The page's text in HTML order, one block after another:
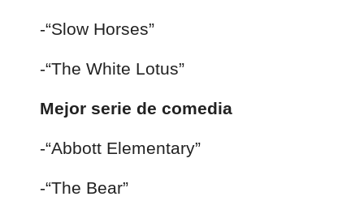
-“Slow Horses”
-“The White Lotus”
Mejor serie de comedia
-“Abbott Elementary”
-“The Bear”